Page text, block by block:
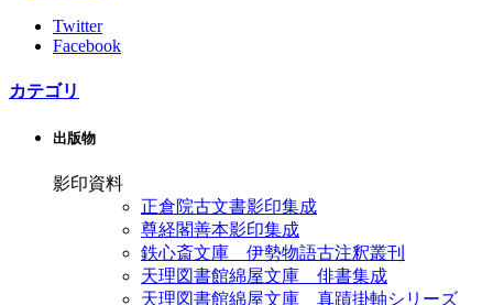
Twitter
Facebook
カテゴリ
出版物
影印資料
正倉院古文書影印集成
尊経閣善本影印集成
鉄心斎文庫 伊勢物語古注釈叢刊
天理図書館綿屋文庫 俳書集成
天理図書館綿屋文庫 真蹟掛軸シリーズ